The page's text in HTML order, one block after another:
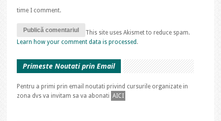
time I comment.
This site uses Akismet to reduce spam.
Learn how your comment data is processed .
Primeste Noutati prin Email
Pentru a primi prin email noutati privind cursurile organizate in
zona dvs va invitam sa va abonati AICI